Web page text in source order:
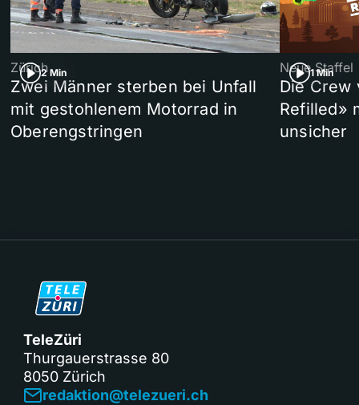
2 Min
Zürich
Zwei Männer sterben bei Unfall
mit gestohlenem Motorrad in
Oberengstringen
1 Min
Neue Staffel
Die Crew
Refilled»
unsicher
TeleZüri
Thurgauerstrasse 80
8050 Zürich
redaktion@telezueri.ch